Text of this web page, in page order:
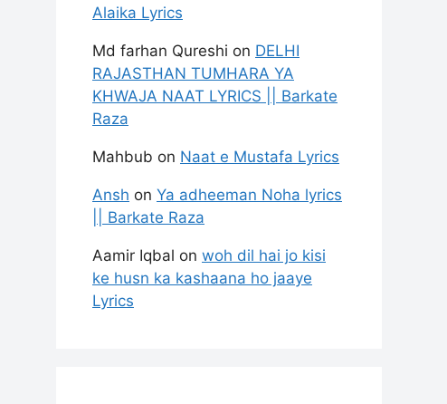
Alaika Lyrics
Md farhan Qureshi on DELHI
RAJASTHAN TUMHARA YA
KHWAJA NAAT LYRICS || Barkate
Raza
Mahbub on Naat e Mustafa Lyrics
Ansh on Ya adheeman Noha lyrics
|| Barkate Raza
Aamir Iqbal on woh dil hai jo kisi
ke husn ka kashaana ho jaaye
Lyrics